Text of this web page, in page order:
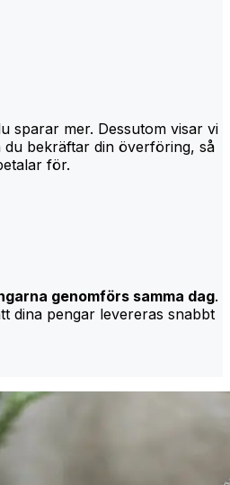
sparar mer. Dessutom visar vi
du bekräftar din överföring, så
för.
genomförs samma dag.
dina pengar levereras snabbt